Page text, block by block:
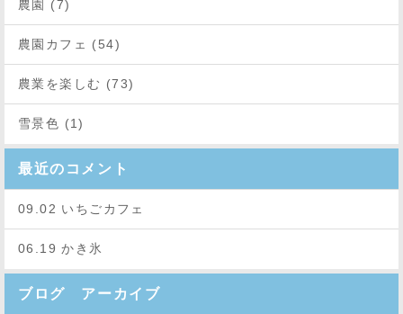
農園 (7)
農園カフェ (54)
農業を楽しむ (73)
雪景色 (1)
最近のコメント
09.02 いちごカフェ
06.19 かき氷
ブログ アーカイブ